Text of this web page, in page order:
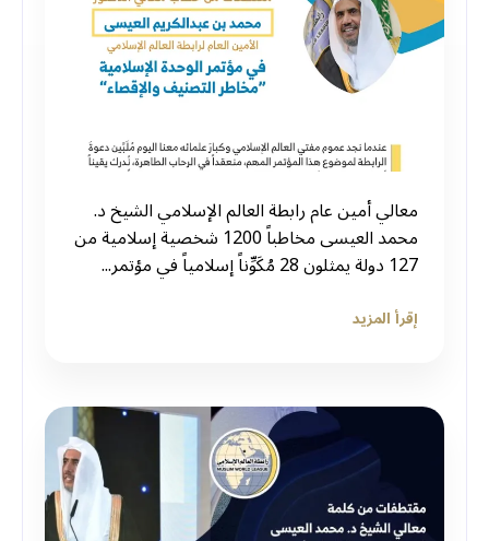
معالي أمين عام ⁧رابطة العالم الإسلامي⁩ الشيخ د.
⁧محمد العيسى⁩ مخاطباً 1200 شخصية إسلامية من
127 دولة يمثلون 28 مُكَوِّناً إسلامياً في مؤتمر...
إقرأ المزيد